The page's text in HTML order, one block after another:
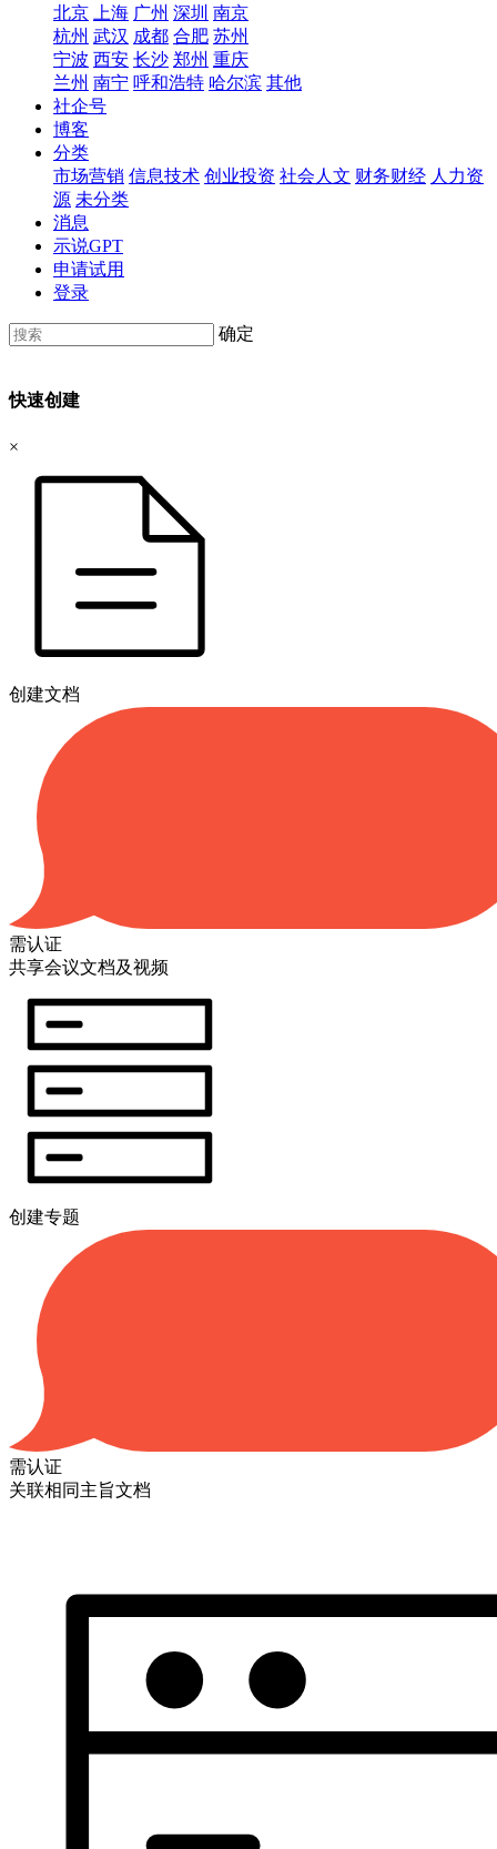
北京
上海 广州 深圳 南京
杭州 武汉 成都 合肥 苏州
宁波 西安 长沙 郑州 重庆
兰州 南宁 呼和浩特 哈尔滨 其他
社企号
博客
分类
市场营销 信息技术 创业投资 社会人文 财务财经 人力资
源 未分类
消息
示说GPT
申请试用
登录
确定
快速创建
×
创建文档
需认证
共享会议文档及视频
创建专题
需认证
关联相同主旨文档